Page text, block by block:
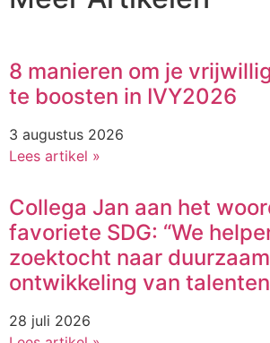
8 manieren om je
te boosten in IVY2026
3 augustus 2026
Lees artikel »
Collega Jan aan het
favoriete SDG: “We
zoektocht naar
ontwikkeling van
28 juli 2026